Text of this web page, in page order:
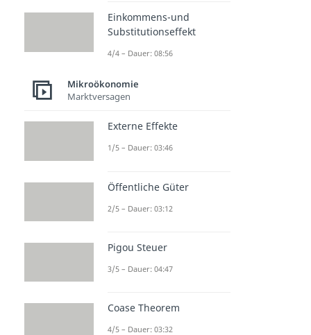
Einkommens-und
Substitutionseffekt
4/4 – Dauer: 08:56
Mikroökonomie
Marktversagen
Externe Effekte
1/5 – Dauer: 03:46
Öffentliche Güter
2/5 – Dauer: 03:12
Pigou Steuer
3/5 – Dauer: 04:47
Coase Theorem
4/5 – Dauer: 03:32